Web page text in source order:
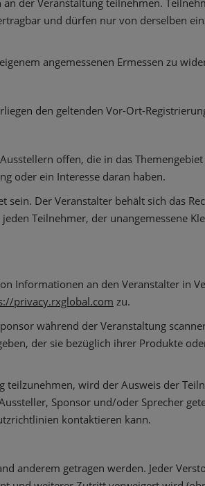
der Veranstaltung teilnehmen.
und dürfen nur von derselben
angemessenen Ermessen zu
den geltenden Vor-Ort-
offen, die in das
oder ein Interesse daran haben.
Der Veranstalter behält sich das
Teilnehmer, der unangemessene
Informationen an den Veranstalter in
privacy.rxglobal.com zu.
während der Veranstaltung
der sie bezüglich ihrer Produkte
wird der Ausweis der
Sponsor und/oder Sprecher
kontaktieren kann.
anderem getragen werden. Jeder